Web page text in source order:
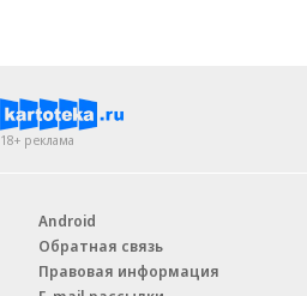
18+ реклама
Android
Обратная связь
Правовая информация